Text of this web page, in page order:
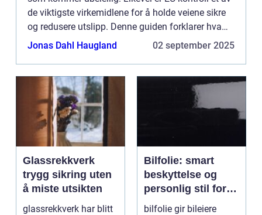
de viktigste virkemidlene for å holde veiene sikre
og redusere utslipp. Denne guiden forklarer hva
kontrollen innebærer, hvilke frister ...
Jonas Dahl Haugland 02 september 2025
Glassrekkverk
trygg sikring uten
å miste utsikten
glassrekkverk har blitt
Bilfolie: smart
beskyttelse og
personlig stil for
bilen
bilfolie gir bileiere